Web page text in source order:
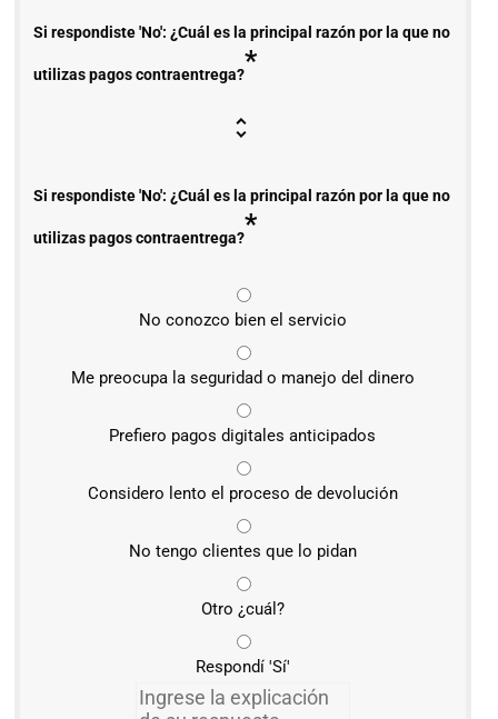
Si respondiste 'No': ¿Cuál es la principal razón por la que no
utilizas pagos contraentrega?*
Si respondiste 'No': ¿Cuál es la principal razón por la que no
utilizas pagos contraentrega?*
No conozco bien el servicio
Me preocupa la seguridad o manejo del dinero
Prefiero pagos digitales anticipados
Considero lento el proceso de devolución
No tengo clientes que lo pidan
Otro ¿cuál?
Respondí 'Sí'